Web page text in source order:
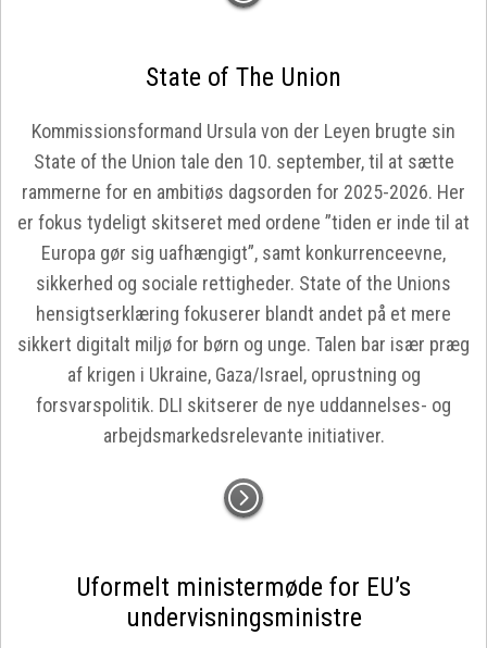
State of The Union
Kommissionsformand Ursula von der Leyen brugte sin
State of the Union tale den 10. september, til at sætte
rammerne for en ambitiøs dagsorden for 2025-2026. Her
er fokus tydeligt skitseret med ordene ”tiden er inde til at
Europa gør sig uafhængigt”, samt konkurrenceevne,
sikkerhed og sociale rettigheder. State of the Unions
hensigtserklæring fokuserer blandt andet på et mere
sikkert digitalt miljø for børn og unge. Talen bar især præg
af krigen i Ukraine, Gaza/Israel, oprustning og
forsvarspolitik. DLI skitserer de nye uddannelses- og
arbejdsmarkedsrelevante initiativer.
Uformelt ministermøde for EU’s
undervisningsministre